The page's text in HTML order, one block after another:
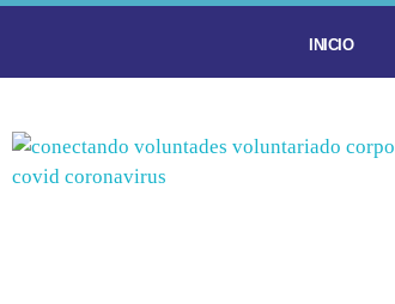
INICIO